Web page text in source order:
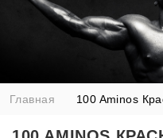
Главная 100 Aminos